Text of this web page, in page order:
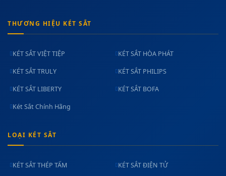
THƯƠNG HIỆU KÉT SẮT
KÉT SẮT VIỆT TIỆP KÉT SẮT HÒA PHÁT
KÉT SẮT TRULY KÉT SẮT PHILIPS
KÉT SẮT LIBERTY KÉT SẮT BOFA
Két Sắt Chính Hãng
LOẠI KÉT SẮT
KÉT SẮT THÉP TẤM KÉT SẮT ĐIỆN TỬ